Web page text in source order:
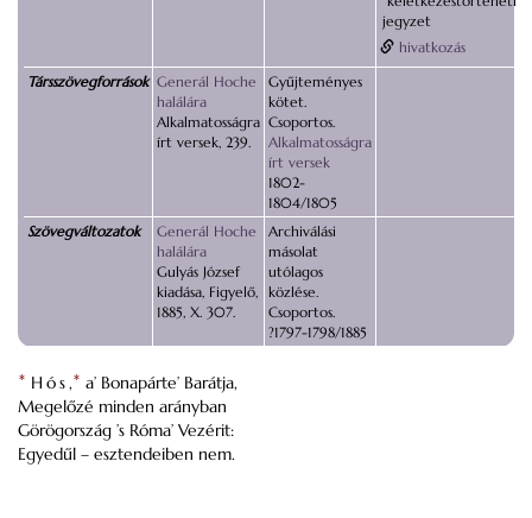
jegyzet
hivatkozás
Társszövegforrások Generál Hoche
halálára
Alkalmatosságra
írt versek, 239.
Gyűjteményes
kötet.
Csoportos.
Alkalmatosságra
írt versek
1802-
1804/1805
Szövegváltozatok
Generál Hoche
halálára
Gulyás József
kiadása, Figyelő,
1885, X. 307.
Archiválási
másolat
utólagos
közlése.
Csoportos.
?1797-1798/1885
* Hós,* a’ Bonapárte’ Barátja,
Megelőzé minden arányban
Görögország ’s Róma’ Vezérit:
Egyedűl – esztendeiben nem.